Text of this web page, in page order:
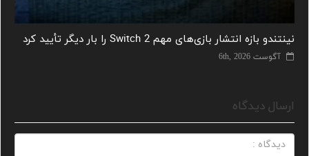
نینتندو بازه انتشار بازی‌های مهم Switch 2 را بار دیگر تأیید کرد
آگوست 6th, 2026
ارسال دیدگاه